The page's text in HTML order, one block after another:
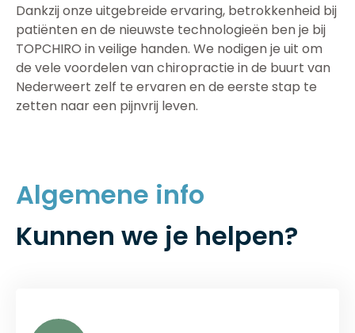
Dankzij onze uitgebreide ervaring, betrokkenheid bij
patiënten en de nieuwste technologieën ben je bij
TOPCHIRO in veilige handen. We nodigen je uit om
de vele voordelen van chiropractie in de buurt van
Nederweert zelf te ervaren en de eerste stap te
zetten naar een pijnvrij leven.
Algemene info
Kunnen we je helpen?